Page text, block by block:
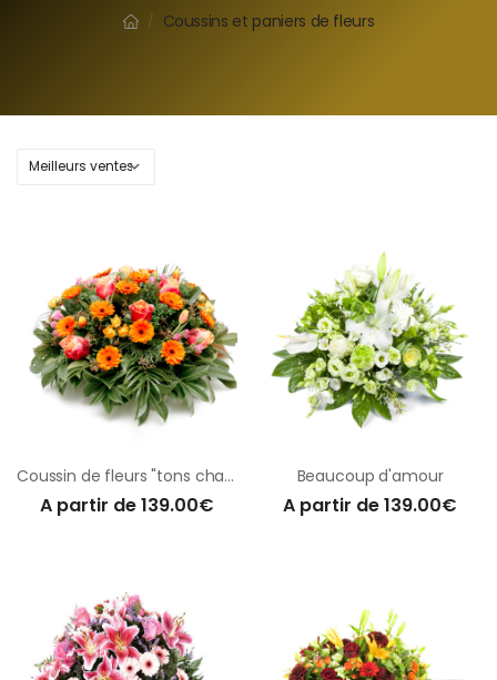
/ Coussins et paniers de fleurs
Coussin de fleurs "tons chauds"
A partir de 139.00€
Beaucoup d'amour
A partir de 139.00€